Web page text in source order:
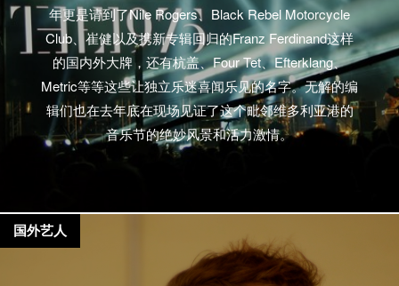
年更是请到了Nile Rogers、Black Rebel Motorcycle
Club、崔健以及携新专辑回归的Franz Ferdinand这样
的国内外大牌，还有杭盖、Four Tet、Efterklang、
Metric等等这些让独立乐迷喜闻乐见的名字。无解的编
辑们也在去年底在现场见证了这个毗邻维多利亚港的
音乐节的绝妙风景和活力激情。
国外艺人